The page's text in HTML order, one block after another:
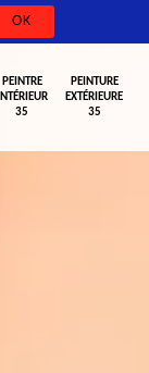
PEINTRE
INTÉRIEUR
35
PEINTURE
EXTÉRIEURE
35